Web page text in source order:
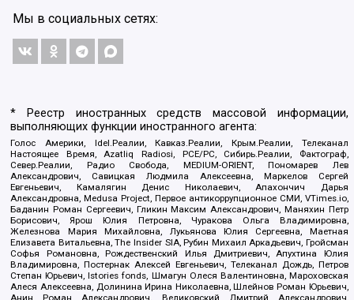
Мы в социальных сетях:
* Реестр иностранных средств массовой информации,
выполняющих функции иностранного агента:
Голос Америки, Idel.Реалии, Кавказ.Реалии, Крым.Реалии, Телеканал
Настоящее Время, Azatliq Radiosi, PCE/PC, Сибирь.Реалии, Фактограф,
Север.Реалии, Радио Свобода, MEDIUM-ORIENT, Пономарев Лев
Александрович, Савицкая Людмила Алексеевна, Маркелов Сергей
Евгеньевич, Камалягин Денис Николаевич, Апахончич Дарья
Александровна, Medusa Project, Первое антикоррупционное СМИ, VTimes.io,
Баданин Роман Сергеевич, Гликин Максим Александрович, Маняхин Петр
Борисович, Ярош Юлия Петровна, Чуракова Ольга Владимировна,
Железнова Мария Михайловна, Лукьянова Юлия Сергеевна, Маетная
Елизавета Витальевна, The Insider SIA, Рубин Михаил Аркадьевич, Гройсман
Софья Романовна, Рождественский Илья Дмитриевич, Апухтина Юлия
Владимировна, Постернак Алексей Евгеньевич, Телеканал Дождь, Петров
Степан Юрьевич, Istories fonds, Шмагун Олеся Валентиновна, Мароховская
Алеся Алексеевна, Долинина Ирина Николаевна, Шлейнов Роман Юрьевич,